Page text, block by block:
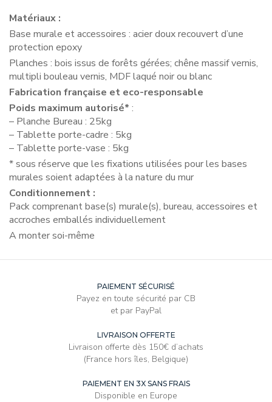
Matériaux :
Base murale et accessoires : acier doux recouvert d’une
protection epoxy
Planches : bois issus de forêts gérées; chêne massif vernis,
multipli bouleau vernis, MDF laqué noir ou blanc
Fabrication française et eco-responsable
Poids maximum autorisé* :
– Planche Bureau : 25kg
– Tablette porte-cadre : 5kg
– Tablette porte-vase : 5kg
* sous réserve que les fixations utilisées pour les bases
murales soient adaptées à la nature du mur
Conditionnement :
Pack comprenant base(s) murale(s), bureau, accessoires et
accroches emballés individuellement
A monter soi-même
PAIEMENT SÉCURISÉ
Payez en toute sécurité par CB
et par PayPal
LIVRAISON OFFERTE
Livraison offerte dès 150€ d’achats
(France hors îles, Belgique)
PAIEMENT EN 3X SANS FRAIS
Disponible en Europe